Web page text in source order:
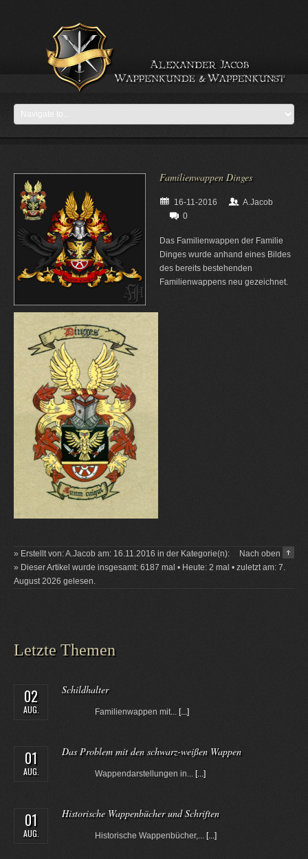
Familienwappen Dinges
16-11-2016
A.Jacob
0
Das Familienwappen der Familie
Dinges wurde anhand eines Bildes
des bereits bestehenden
Familienwappens neu gezeichnet.
Nach oben
» Erstellt von: A.Jacob am: 16.11.2016 in der Kategorie(n):
» Dieser Artikel wurde insgesamt: 6187 mal • Heute: 2 mal • zuletzt am: 7.
August 2026 gelesen.
Letzte Themen
02
AUG.
Schildhalter
Familienwappen mit... [...]
01
AUG.
Das Problem mit den schwarz-weißen Wappen
Wappendarstellungen in... [...]
01
AUG.
Historische Wappenbücher und Schriften
Historische Wappenbücher,... [...]